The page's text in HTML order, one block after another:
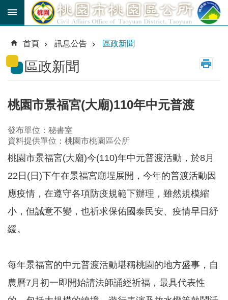
跳到主要內容區塊
育
貼
公
路
線
市
民
卡
進
階
搜
區
介
紹
首頁 訊息公告 區政新聞
區政新聞
桃園市景福宮(大廟)110年中元普渡
發布單位：秘書室
資料提供單位：桃園市桃園區公所
桃園市景福宮(大廟)今(110)年中元普渡活動，於8月
22日(日)下午在景福宮廟埕展開，今年的普渡活動因
應疫情，在遵守各項防疫規範下辦理，雖然規模縮
小，但誠意不變，也祈求保佑國泰民安、疫情早日紓
緩。
每年景福宮的中元普渡活動堪稱桃園的地方盛事，自
農曆7月初一即開始請法師誦經祈福，最具代表性